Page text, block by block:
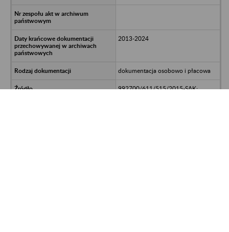
2013-2024
dokumentacja osobowo i płacowa
992700/611/515/2015-SAK;